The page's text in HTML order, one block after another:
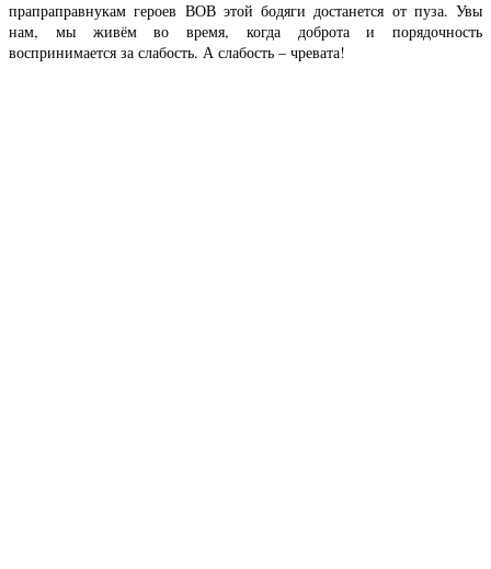
прапраправнукам героев ВОВ этой бодяги достанется от пуза. Увы
нам, мы живём во время, когда доброта и порядочность
воспринимается за слабость. А слабость – чревата!